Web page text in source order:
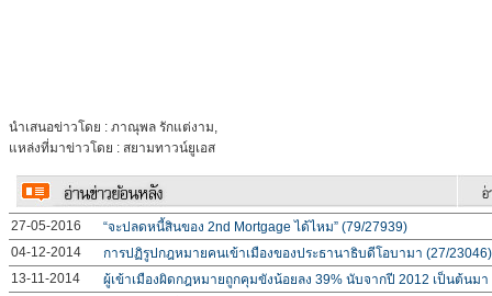
นำเสนอข่าวโดย : ภาณุพล รักแต่งาม,
แหล่งที่มาข่าวโดย : สยามทาวน์ยูเอส
27-05-2016
“จะปลดหนี้สินของ 2nd Mortgage ได้ไหม” (79/27939)
04-12-2014
การปฏิรูปกฎหมายคนเข้าเมืองของประธานาธิบดีโอบามา (27/23046)
13-11-2014
ผู้เข้าเมืองผิดกฎหมายถูกคุมขังน้อยลง 39% นับจากปี 2012 เป็นต้นมา